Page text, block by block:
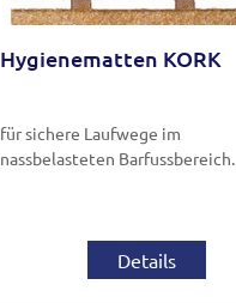
Hygienematten KORK
für sichere Laufwege im
nassbelasteten Barfussbereich.
Details